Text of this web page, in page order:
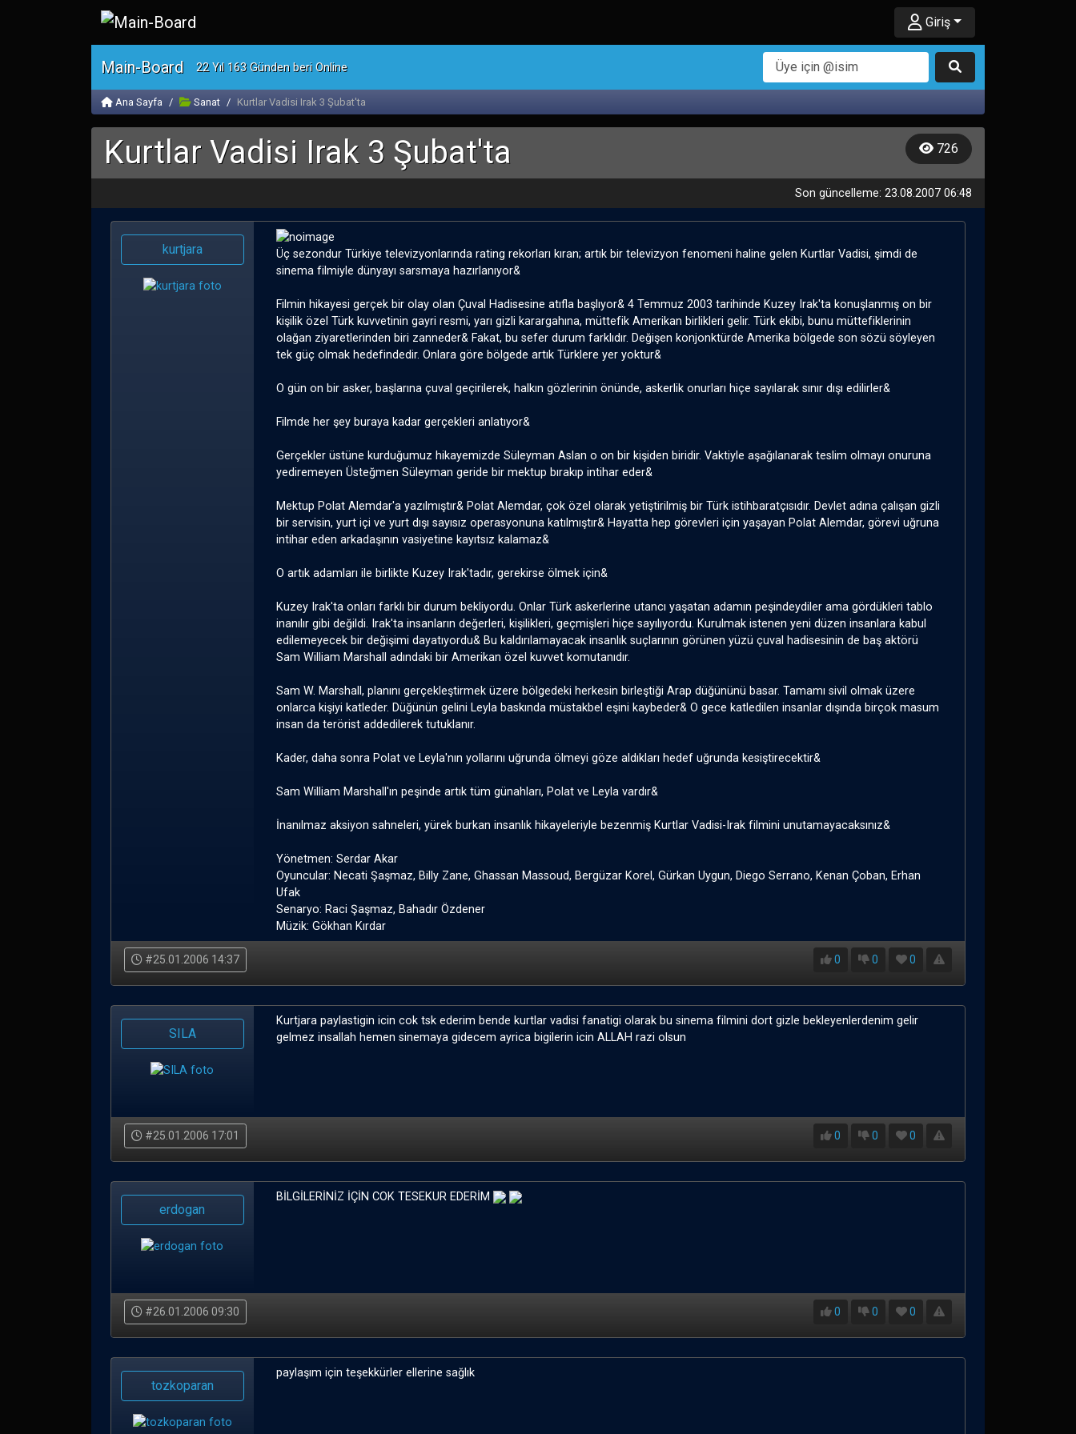
Giriş
Main-Board 22 Yıl 163 Günden beri Online
Ana Sayfa Sanat Kurtlar Vadisi Irak 3 Şubat'ta
Kurtlar Vadisi Irak 3 Şubat'ta 726
Son güncelleme: 23.08.2007 06:48
kurtjara
Üç sezondur Türkiye televizyonlarında rating rekorları kıran; artık bir televizyon fenomeni haline gelen Kurtlar Vadisi, şimdi de
sinema filmiyle dünyayı sarsmaya hazırlanıyor&
Filmin hikayesi gerçek bir olay olan Çuval Hadisesine atıfla başlıyor& 4 Temmuz 2003 tarihinde Kuzey Irak'ta konuşlanmış on bir
kişilik özel Türk kuvvetinin gayri resmi, yarı gizli karargahına, müttefik Amerikan birlikleri gelir. Türk ekibi, bunu müttefiklerinin
olağan ziyaretlerinden biri zanneder& Fakat, bu sefer durum farklıdır. Değişen konjonktürde Amerika bölgede son sözü söyleyen
tek güç olmak hedefindedir. Onlara göre bölgede artık Türklere yer yoktur&
O gün on bir asker, başlarına çuval geçirilerek, halkın gözlerinin önünde, askerlik onurları hiçe sayılarak sınır dışı edilirler&
Filmde her şey buraya kadar gerçekleri anlatıyor&
Gerçekler üstüne kurduğumuz hikayemizde Süleyman Aslan o on bir kişiden biridir. Vaktiyle aşağılanarak teslim olmayı onuruna
yediremeyen Üsteğmen Süleyman geride bir mektup bırakıp intihar eder&
Mektup Polat Alemdar'a yazılmıştır& Polat Alemdar, çok özel olarak yetiştirilmiş bir Türk istihbaratçısıdır. Devlet adına çalışan gizli
bir servisin, yurt içi ve yurt dışı sayısız operasyonuna katılmıştır& Hayatta hep görevleri için yaşayan Polat Alemdar, görevi uğruna
intihar eden arkadaşının vasiyetine kayıtsız kalamaz&
O artık adamları ile birlikte Kuzey Irak'tadır, gerekirse ölmek için&
Kuzey Irak'ta onları farklı bir durum bekliyordu. Onlar Türk askerlerine utancı yaşatan adamın peşindeydiler ama gördükleri tablo
inanılır gibi değildi. Irak'ta insanların değerleri, kişilikleri, geçmişleri hiçe sayılıyordu. Kurulmak istenen yeni düzen insanlara kabul
edilemeyecek bir değişimi dayatıyordu& Bu kaldırılamayacak insanlık suçlarının görünen yüzü çuval hadisesinin de baş aktörü
Sam William Marshall adındaki bir Amerikan özel kuvvet komutanıdır.
Sam W. Marshall, planını gerçekleştirmek üzere bölgedeki herkesin birleştiği Arap düğününü basar. Tamamı sivil olmak üzere
onlarca kişiyi katleder. Düğünün gelini Leyla baskında müstakbel eşini kaybeder& O gece katledilen insanlar dışında birçok masum
insan da terörist addedilerek tutuklanır.
Kader, daha sonra Polat ve Leyla'nın yollarını uğrunda ölmeyi göze aldıkları hedef uğrunda kesiştirecektir&
Sam William Marshall'ın peşinde artık tüm günahları, Polat ve Leyla vardır&
İnanılmaz aksiyon sahneleri, yürek burkan insanlık hikayeleriyle bezenmiş Kurtlar Vadisi-Irak filmini unutamayacaksınız&
Yönetmen: Serdar Akar
Oyuncular: Necati Şaşmaz, Billy Zane, Ghassan Massoud, Bergüzar Korel, Gürkan Uygun, Diego Serrano, Kenan Çoban, Erhan
Ufak
Senaryo: Raci Şaşmaz, Bahadır Özdener
Müzik: Gökhan Kırdar
#25.01.2006 14:37 0 0 0
SILA
Kurtjara paylastigin icin cok tsk ederim bende kurtlar vadisi fanatigi olarak bu sinema filmini dort gizle bekleyenlerdenim gelir
gelmez insallah hemen sinemaya gidecem ayrica bigilerin icin ALLAH razi olsun
#25.01.2006 17:01 0 0 0
erdogan
BİLGİLERİNİZ İÇİN COK TESEKUR EDERİM
#26.01.2006 09:30 0 0 0
tozkoparan
paylaşım için teşekkürler ellerine sağlık